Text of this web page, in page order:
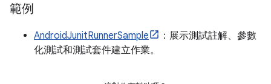
範例
AndroidJunitRunnerSample
：展示測試註解、參數
化測試和測試套件建立作業。